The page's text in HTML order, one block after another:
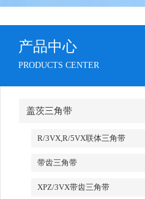
产品中心
PRODUCTS CENTER
盖茨三角带
R/3VX,R/5VX联体三角带
带齿三角带
XPZ/3VX带齿三角带